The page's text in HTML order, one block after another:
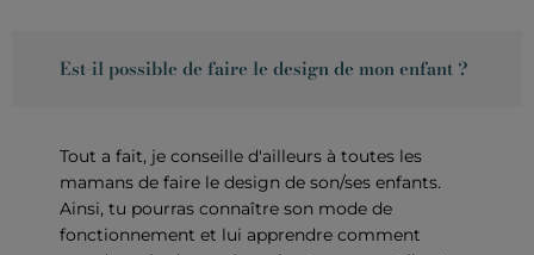
Est-il possible de faire le design de mon enfant ?
Tout a fait, je conseille d'ailleurs à toutes les
mamans de faire le design de son/ses enfants.
Ainsi, tu pourras connaître son mode de
fonctionnement et lui apprendre comment